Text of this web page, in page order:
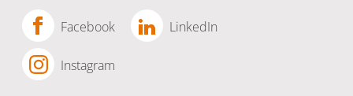
Facebook LinkedIn
Instagram